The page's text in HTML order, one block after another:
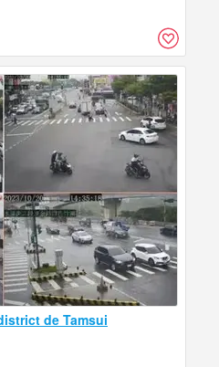
de Tamsui